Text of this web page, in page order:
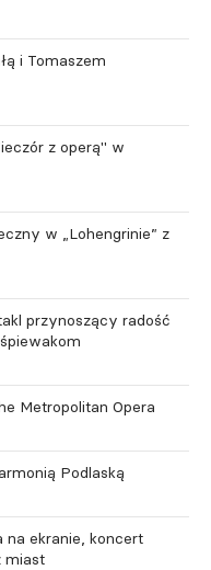
i Tomaszem
z operą" w
w „Lohengrinie” z
przynoszący radość
Metropolitan Opera
Podlaską
na ekranie, koncert
miast